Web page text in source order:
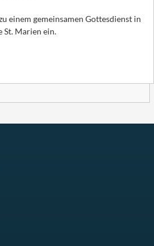
einem gemeinsamen Gottesdienst in
St. Marien ein.